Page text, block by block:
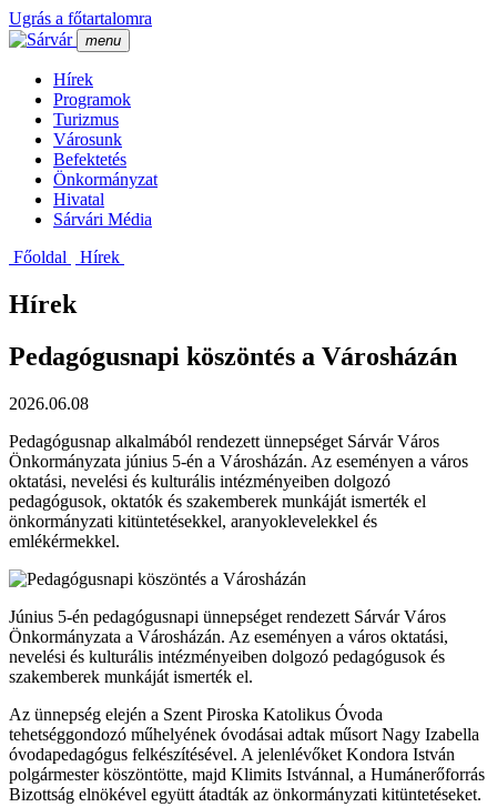
Ugrás a főtartalomra
menu
Hí­rek
Programok
Turizmus
Városunk
Befektetés
Önkormányzat
Hivatal
Sárvári Média
Főoldal
Hí­rek
Hírek
Pedagógusnapi köszöntés a Városházán
2026.06.08
Pedagógusnap alkalmából rendezett ünnepséget Sárvár Város
Önkormányzata június 5-én a Városházán. Az eseményen a város
oktatási, nevelési és kulturális intézményeiben dolgozó
pedagógusok, oktatók és szakemberek munkáját ismerték el
önkormányzati kitüntetésekkel, aranyoklevelekkel és
emlékérmekkel.
Június 5-én pedagógusnapi ünnepséget rendezett Sárvár Város
Önkormányzata a Városházán. Az eseményen a város oktatási,
nevelési és kulturális intézményeiben dolgozó pedagógusok és
szakemberek munkáját ismerték el.
Az ünnepség elején a Szent Piroska Katolikus Óvoda
tehetséggondozó műhelyének óvodásai adtak műsort Nagy Izabella
óvodapedagógus felkészítésével. A jelenlévőket Kondora István
polgármester köszöntötte, majd Klimits Istvánnal, a Humánerőforrás
Bizottság elnökével együtt átadták az önkormányzati kitüntetéseket.